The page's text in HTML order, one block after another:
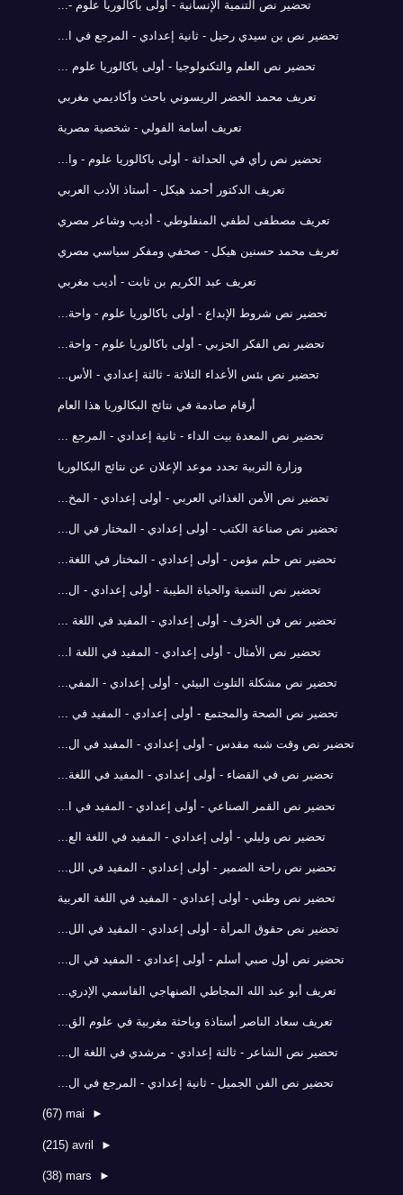
تحضير نص التنمية الإنسانية - أولى باكالوريا علوم -...
تحضير نص بن سيدي رحيل - ثانية إعدادي - المرجع في ا...
تحضير نص العلم والتكنولوجيا - أولى باكالوريا علوم ...
تعريف محمد الخضر الريسوني باحث وأكاديمي مغربي
تعريف أسامة الفولي - شخصية مصرية
تحضير نص رأي في الحداثة - أولى باكالوريا علوم - وا...
تعريف الدكتور أحمد هيكل - أستاذ الأدب العربي
تعريف مصطفى لطفي المنفلوطي - أديب وشاعر مصري
تعريف محمد حسنين هيكل - صحفي ومفكر سياسي مصري
تعريف عبد الكريم بن ثابت - أديب مغربي
تحضير نص شروط الإبداع - أولى باكالوريا علوم - واحة...
تحضير نص الفكر الحزبي - أولى باكالوريا علوم - واحة...
تحضير نص بئس الأعداء الثلاثة - ثالثة إعدادي - الأس...
أرقام صادمة في نتائج البكالوريا هذا العام
تحضير نص المعدة بيت الداء - ثانية إعدادي - المرجع ...
وزارة التربية تحدد موعد الإعلان عن نتائج البكالوريا
تحضير نص الأمن الغذائي العربي - أولى إعدادي - المخ...
تحضير نص صناعة الكتب - أولى إعدادي - المختار في ال...
تحضير نص حلم مؤمن - أولى إعدادي - المختار في اللغة...
تحضير نص التنمية والحياة الطيبة - أولى إعدادي - ال...
تحضير نص فن الخزف - أولى إعدادي - المفيد في اللغة ...
تحضير نص الأمثال - أولى إعدادي - المفيد في اللغة ا...
تحضير نص مشكلة التلوث البيئي - أولى إعدادي - المفي...
تحضير نص الصحة والمجتمع - أولى إعدادي - المفيد في ...
تحضير نص وقت شبه مقدس - أولى إعدادي - المفيد في ال...
تحضير نص في القضاء - أولى إعدادي - المفيد في اللغة...
تحضير نص القمر الصناعي - أولى إعدادي - المفيد في ا...
تحضير نص وليلي - أولى إعدادي - المفيد في اللغة الع...
تحضير نص راحة الضمير - أولى إعدادي - المفيد في الل...
تحضير نص وطني - أولى إعدادي - المفيد في اللغة العربية
تحضير نص حقوق المرأة - أولى إعدادي - المفيد في الل...
تحضير نص أول صبي أسلم - أولى إعدادي - المفيد في ال...
تعريف أبو عبد الله المجاطي الصنهاجي القاسمي الإدري...
تعريف سعاد الناصر أستاذة وباحثة مغربية في علوم الق...
تحضير نص الشاعر - ثالثة إعدادي - مرشدي في اللغة ال...
تحضير نص الفن الجميل - ثانية إعدادي - المرجع في ال...
►
mai
(67)
►
avril
(215)
►
mars
(38)